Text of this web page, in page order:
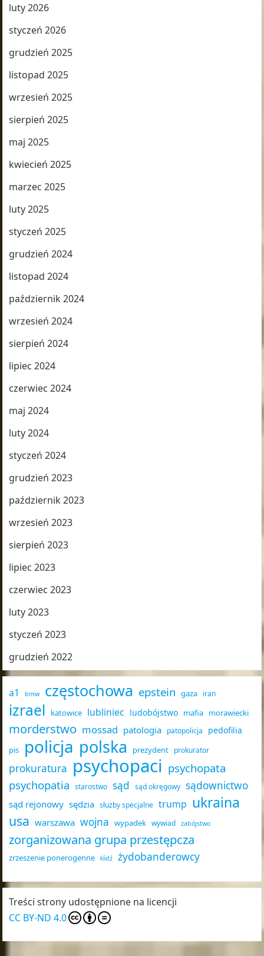
luty 2026
styczeń 2026
grudzień 2025
listopad 2025
wrzesień 2025
sierpień 2025
maj 2025
kwiecień 2025
marzec 2025
luty 2025
styczeń 2025
grudzień 2024
listopad 2024
październik 2024
wrzesień 2024
sierpień 2024
lipiec 2024
czerwiec 2024
maj 2024
luty 2024
styczeń 2024
grudzień 2023
październik 2023
wrzesień 2023
sierpień 2023
lipiec 2023
czerwiec 2023
luty 2023
styczeń 2023
grudzień 2022
a1 bmw częstochowa epstein gaza iran
izrael katowice lubliniec ludobójstwo mafia morawiecki
morderstwo mossad patologia patopolicja pedofilia
pis policja polska prezydent prokurator
prokuratura psychopaci psychopata
psychopatia
starostwo sąd sąd okręgowy sądownictwo
sąd rejonowy sędzia służby specjalne trump ukraina
usa warszawa wojna wypadek wywiad zabójstwo
zorganizowana grupa przestępcza
zrzeszenie ponerogenne łódź żydobanderowcy
Treści strony udostępnione na licencji
CC BY-ND 4.0